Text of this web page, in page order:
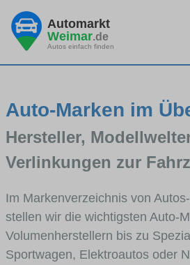
Automarkt
Weimar.de
Autos einfach finden
Auto-Marken im
Hersteller,
Verlinkungen zur
Im Markenverzeichnis von
stellen wir die wichtigsten Auto-
Volumenherstellern bis zu
Sportwagen, Elektroautos oder